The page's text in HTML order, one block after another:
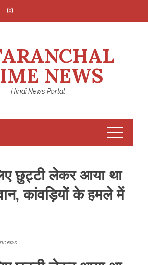
NEWS
Hindi News Portal
छुट्टी लेकर आया था
कांवड़ियों के हमले में